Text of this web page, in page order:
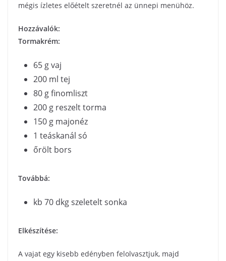
mégis ízletes előételt szeretnél az ünnepi menühöz.
Hozzávalók:
Tormakrém:
65 g vaj
200 ml tej
80 g finomliszt
200 g reszelt torma
150 g majonéz
1 teáskanál só
őrölt bors
Továbbá:
kb 70 dkg szeletelt sonka
Elkészítése:
A vajat egy kisebb edényben felolvasztjuk, majd